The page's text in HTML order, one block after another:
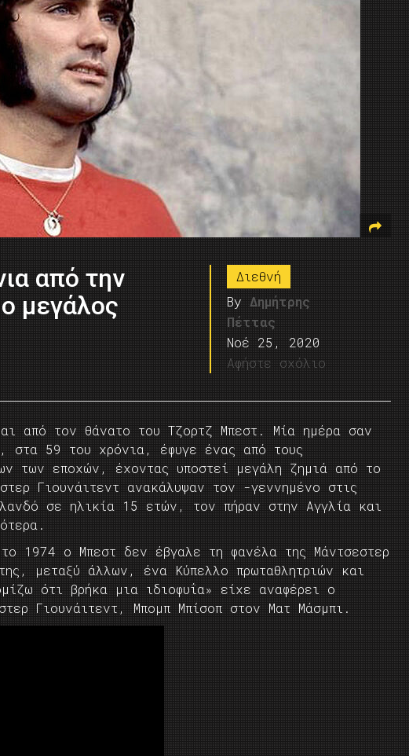
από την
μεγάλος
Διεθνή
By Δημήτρης
Πέττας
Νοέ 25, 2020
Αφήστε σχόλιο
από τον θάνατο του Τζορτζ Μπεστ. Μία ημέρα σαν
στα 59 του χρόνια, έφυγε ένας από τους
των εποχών, έχοντας υποστεί μεγάλη ζημιά από το
Γιουνάιτεντ ανακάλυψαν τον -γεννημένο στις
σε ηλικία 15 ετών, τον πήραν στην Αγγλία και
1974 ο Μπεστ δεν έβγαλε τη φανέλα της Μάντσεστερ
μεταξύ άλλων, ένα Κύπελλο πρωταθλητριών και
ότι βρήκα μια ιδιοφυΐα» είχε αναφέρει ο
Γιουνάιτεντ, Μπομπ Μπίσοπ στον Ματ Μάσμπι.